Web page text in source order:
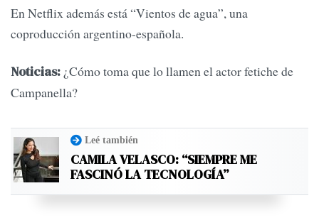
En Netflix además está “Vientos de agua”, una
coproducción argentino-española.
Noticias: ¿Cómo toma que lo llamen el actor fetiche de
Campanella?
Leé también
CAMILA VELASCO: “SIEMPRE ME
FASCINÓ LA TECNOLOGÍA”